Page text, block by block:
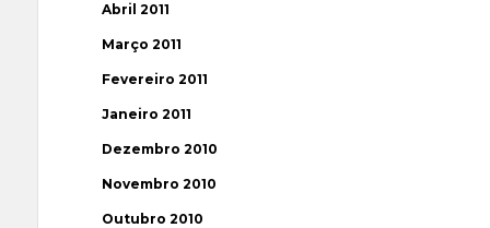
Abril 2011
Março 2011
Fevereiro 2011
Janeiro 2011
Dezembro 2010
Novembro 2010
Outubro 2010